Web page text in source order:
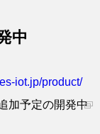
中
iot.jp/product/
加予定の開発中